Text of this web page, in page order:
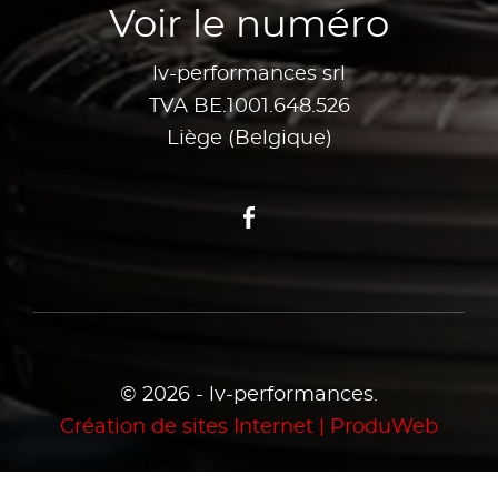
Voir le numéro
lv-performances srl
TVA BE.1001.648.526
Liège (Belgique)
© 2026 - lv-performances.
Création de sites Internet | ProduWeb